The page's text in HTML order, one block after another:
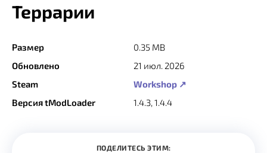
Террарии
Размер
0.35 MB
Обновлено
21 июл. 2026
Steam
Workshop ↗
Версия tModLoader
1.4.3, 1.4.4
ПОДЕЛИТЕСЬ ЭТИМ: